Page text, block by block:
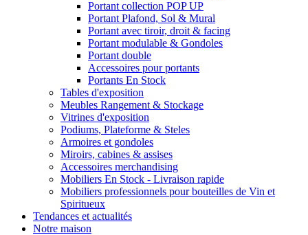
Portant collection POP UP
Portant Plafond, Sol & Mural
Portant avec tiroir, droit & facing
Portant modulable & Gondoles
Portant double
Accessoires pour portants
Portants En Stock
Tables d'exposition
Meubles Rangement & Stockage
Vitrines d'exposition
Podiums, Plateforme & Steles
Armoires et gondoles
Miroirs, cabines & assises
Accessoires merchandising
Mobiliers En Stock - Livraison rapide
Mobiliers professionnels pour bouteilles de Vin et
Spiritueux
Tendances et actualités
Notre maison